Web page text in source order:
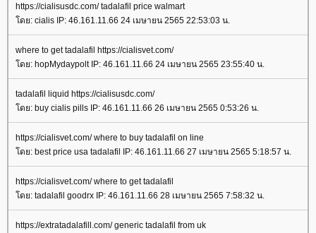
https://cialisusdc.com/ tadalafil price walmart
ดย: cialis IP: 46.161.11.66 24 เมษายน 2565 22:53:03 น.
where to get tadalafil https://cialisvet.com/
ดย: hopMydaypolt IP: 46.161.11.66 24 เมษายน 2565 23:55:40 น.
tadalafil liquid https://cialisusdc.com/
ดย: buy cialis pills IP: 46.161.11.66 26 เมษายน 2565 0:53:26 น.
https://cialisvet.com/ where to buy tadalafil on line
ดย: best price usa tadalafil IP: 46.161.11.66 27 เมษายน 2565 5:18:57 น.
https://cialisvet.com/ where to get tadalafil
ดย: tadalafil goodrx IP: 46.161.11.66 28 เมษายน 2565 7:58:32 น.
https://extratadalafill.com/ generic tadalafil from uk